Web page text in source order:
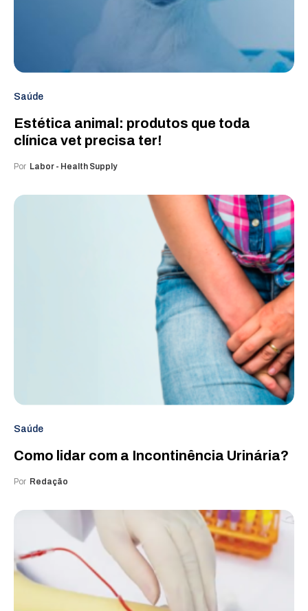
Saúde
Estética animal: produtos que toda
clínica vet precisa ter!
Por Labor - Health Supply
Saúde
Como lidar com a Incontinência Urinária?
Por Redação